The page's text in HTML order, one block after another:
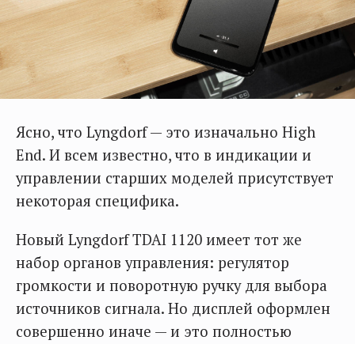
Ясно, что Lyngdorf — это изначально High
End. И всем известно, что в индикации и
управлении старших моделей присутствует
некоторая специфика.
Новый Lyngdorf TDAI 1120 имеет тот же
набор органов управления: регулятор
громкости и поворотную ручку для выбора
источников сигнала. Но дисплей оформлен
совершенно иначе — и это полностью